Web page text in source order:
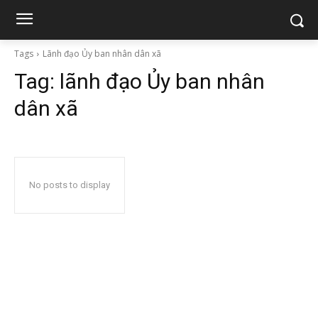
Tags Lãnh đạo Ủy ban nhân dân xã
Tag: lãnh đạo Ủy ban nhân
dân xã
No posts to display